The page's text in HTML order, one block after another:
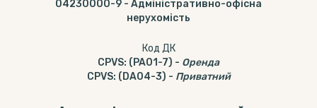
04230000-9 - Адміністративно-офісна
нерухомість
Код ДК
CPVS: (PA01-7) - Оренда
CPVS: (DA04-3) - Приватний